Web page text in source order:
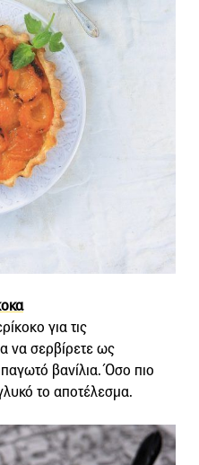
για τις
να σερβίρετε ως
βανίλια. Όσο πιο
το αποτέλεσμα.